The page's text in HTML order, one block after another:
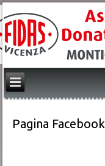
Pagina Facebook